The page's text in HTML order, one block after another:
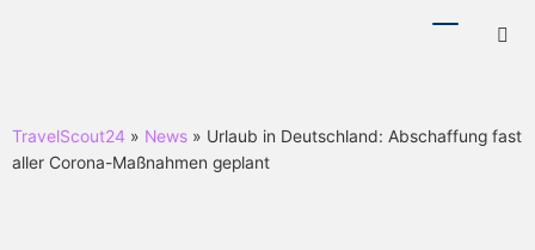
TravelScout24 » News » Urlaub in Deutschland: Abschaffung fast
aller Corona-Maßnahmen geplant